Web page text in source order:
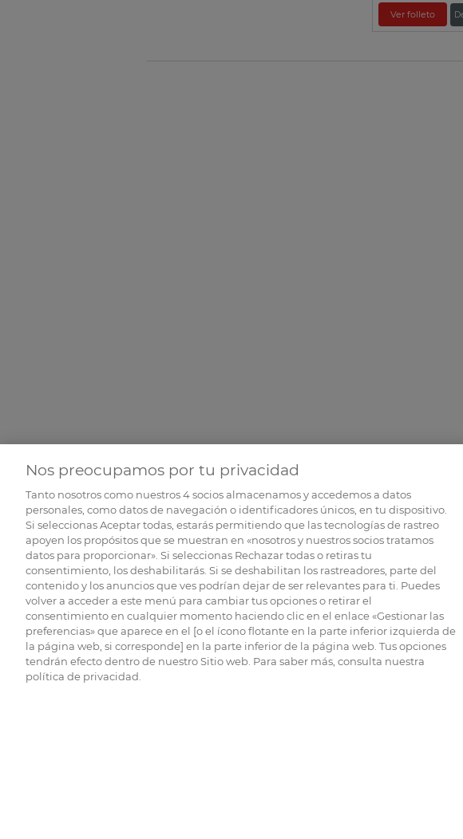
Ver folleto
Nos preocupamos por tu privacidad
Tanto nosotros como nuestros4socios almacenamos y accedemos a datos
personales, como datos de navegación o identificadores únicos, en tu dispositivo.
Si seleccionas Aceptar todas, estarás permitiendo que las tecnologías de rastreo
apoyen los propósitos que se muestran en «nosotros y nuestros socios tratamos
datos para proporcionar». Si seleccionas Rechazar todas o retiras tu
consentimiento, los deshabilitarás. Si se deshabilitan los rastreadores, parte del
contenido y los anuncios que ves podrían dejar de ser relevantes para ti. Puedes
volver a acceder a este menú para cambiar tus opciones o retirar el
consentimiento en cualquier momento haciendo clic en el enlace «Gestionar las
preferencias» que aparece en el [o el ícono flotante en la parte inferior izquierda de
la página web, si corresponde] en la parte inferior de la página web. Tus opciones
tendrán efecto dentro de nuestro Sitio web. Para saber más, consulta nuestra
política de privacidad.